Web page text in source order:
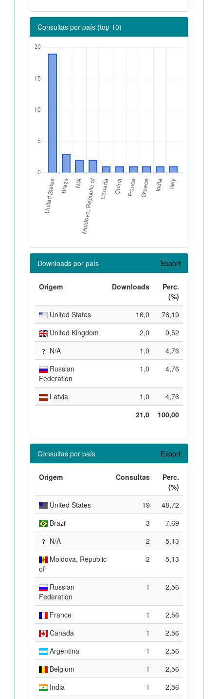
Consultas por país (top 10)
Downloads por país Export
Origem Downloads
Perc.
(%)
United States
16,0
76,19
United Kingdom
2,0
9,52
N/A
1,0
4,76
Russian
Federation
1,0 4,76
Latvia 1,0
4,76
21,0
100,00
Consultas por país Export
Origem Consultas
Perc.
(%)
United States
19
48,72
Brazil
3
7,69
N/A
2
5,13
Moldova, Republic
of
2 5,13
Russian
Federation
1 2,56
France 1
2,56
Canada
1
2,56
Argentina
1
2,56
Belgium
1
2,56
India
1
2,56